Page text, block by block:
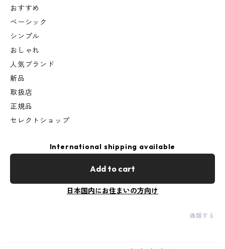
おすすめ
ベーシック
シンプル
おしゃれ
人気ブランド
新品
取扱店
正規品
セレクトショップ
International shipping available
Add to cart
日本国内にお住まいの方向け
通報する